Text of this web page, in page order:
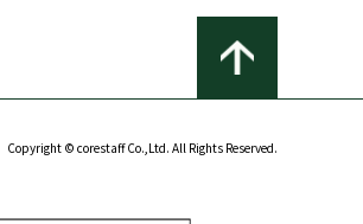
Copyright © corestaff Co.,Ltd. All Rights Reserved.